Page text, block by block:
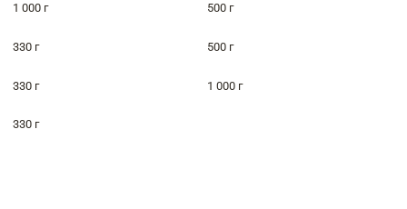
1 000 г 500 г
330 г 500 г
330 г 1 000 г
330 г